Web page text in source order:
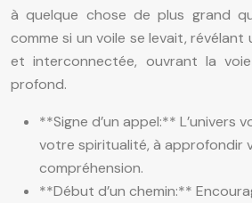
à quelque chose de plus grand
comme si un voile se levait, révélant
et interconnectée, ouvrant la
profond.
**Signe d’un appel:** L’univers
votre spiritualité, à approfondir
compréhension.
**Début d’un chemin:**